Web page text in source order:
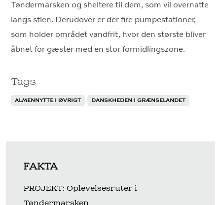
Tøndermarsken og sheltere til dem, som vil overnatte
langs stien. Derudover er der fire pumpestationer,
som holder området vandfrit, hvor den største bliver
åbnet for gæster med en stor formidlingszone.
Tags
ALMENNYTTE I ØVRIGT DANSKHEDEN I GRÆNSELANDET
FAKTA
PROJEKT: Oplevelsesruter i
Tøndermarsken